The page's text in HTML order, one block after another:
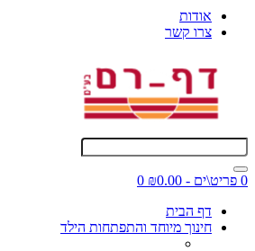
אודות
צרו קשר
0 פריט\ים - ₪0.00
0
דף הבית
חינוך מיוחד והתפתחות הילד